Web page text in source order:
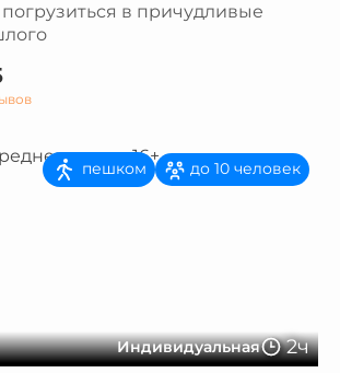
в причудливые
Индивидуальная 2ч
пешком до 10 человек